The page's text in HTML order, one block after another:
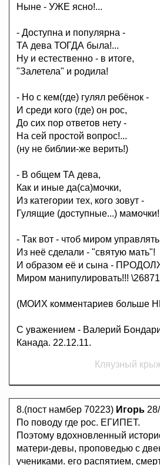
Ныне - УЖЕ ясно!...
- Доступна и популярна -
ТА дева ТОГДА была!...
Ну и естественно - в итоге,
"Залетела" и родила!
- Но с кем(где) гулял ребёнок -
И среди кого (где) он рос,
До сих пор ответов нету -
На сей простой вопрос!...
(ну не библии-же верить!)
- В общем ТА дева,
Как и иные да(са)мочки,
Из категории тех, кого зовут -
Гулящие (доступные...)
- Так вот - чтоб миром
Из неё сделали - "святую мать"!
И образом её и сына -
Миром манипулировать!!!
(МОИХ комментариев больше
С уважением - Валерий
Канада. 22.12.11.
Кляузный
8.(пост намбер 70223) Игорь
По поводу где рос. ЕГИПЕТ.
Поэтому вдохновленный
матери-девы, проповедью с
учениками. его распятием,